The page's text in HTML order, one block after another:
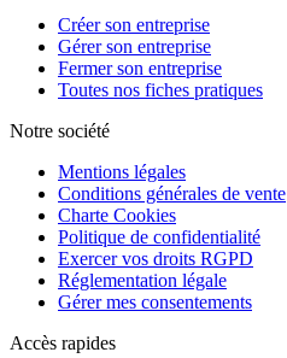
Créer son entreprise
Gérer son entreprise
Fermer son entreprise
Toutes nos fiches pratiques
Notre société
Mentions légales
Conditions générales de vente
Charte Cookies
Politique de confidentialité
Exercer vos droits RGPD
Réglementation légale
Gérer mes consentements
Accès rapides